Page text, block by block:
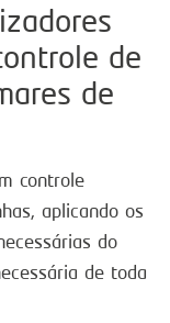
de
de
controle
aplicando os
do
de toda